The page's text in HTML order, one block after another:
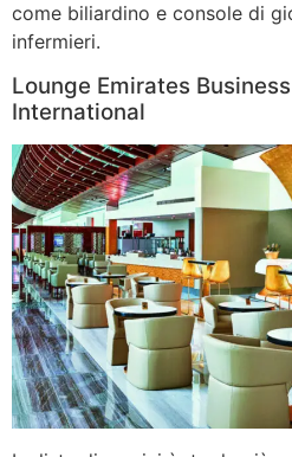
come biliardino e console di
infermieri.
Lounge Emirates
International